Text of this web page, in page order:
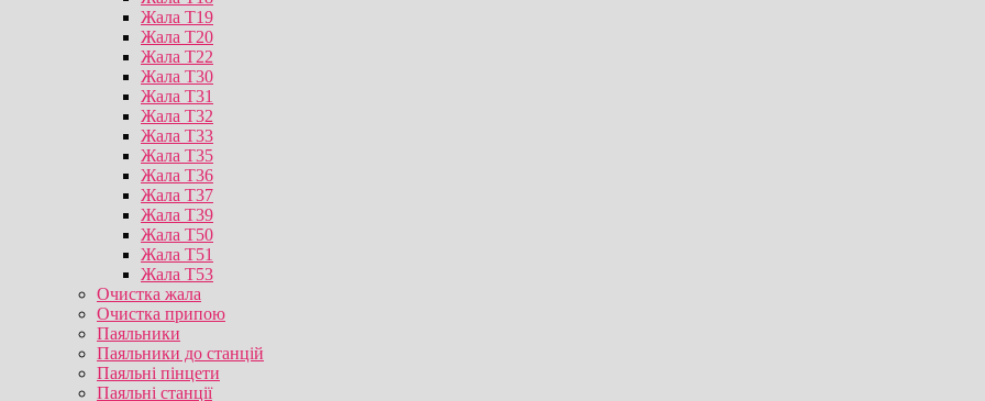
Жала T19
Жала T20
Жала T22
Жала T30
Жала T31
Жала T32
Жала T33
Жала T35
Жала T36
Жала T37
Жала T39
Жала T50
Жала T51
Жала T53
Очистка жала
Очистка припою
Паяльники
Паяльники до станцій
Паяльні пінцети
Паяльні станції